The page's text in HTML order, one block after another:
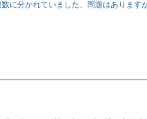
に分かれていました、問題はあります